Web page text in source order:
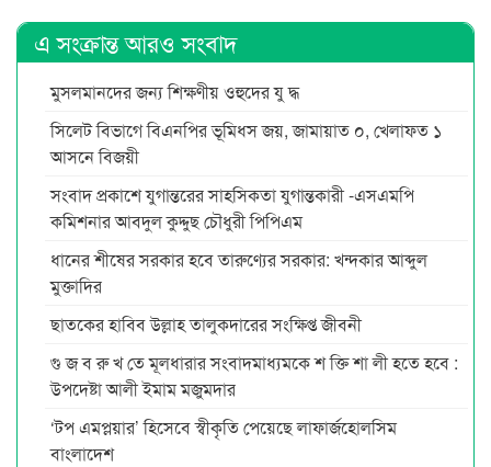
এ সংক্রান্ত আরও সংবাদ
মুসলমানদের জন্য শিক্ষণীয় ওহুদের যু দ্ধ
সিলেট বিভাগে বিএনপির ভূমিধস জয়, জামায়াত ০, খেলাফত ১
আসনে বিজয়ী
সংবাদ প্রকাশে যুগান্তরের সাহসিকতা যুগান্তকারী -এসএমপি
কমিশনার আবদুল কুদ্দুছ চৌধুরী পিপিএম
ধানের শীষের সরকার হবে তারুণ্যের সরকার: খন্দকার আব্দুল
মুক্তাদির
ছাতকের হাবিব উল্লাহ তালুকদারের সংক্ষিপ্ত জীবনী
গু জ ব রু খ তে মূলধারার সংবাদমাধ্যমকে শ ক্তি শা লী হতে হবে :
উপদেষ্টা আলী ইমাম মজুমদার
‘টপ এমপ্লয়ার’ হিসেবে স্বীকৃতি পেয়েছে লাফার্জহোলসিম
বাংলাদেশ